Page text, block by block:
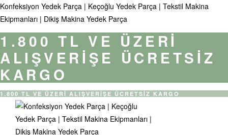
Konfeksiyon Yedek Parça | Keçoğlu Yedek Parça | Tekstil Makina
Ekipmanları | Dikiş Makina Yedek Parça
1.800 TL VE ÜZERİ
ALIŞVERİŞE ÜCRETSİZ
KARGO
1.800 TL VE ÜZERİ ALIŞVERİŞE ÜCRETSİZ KARGO